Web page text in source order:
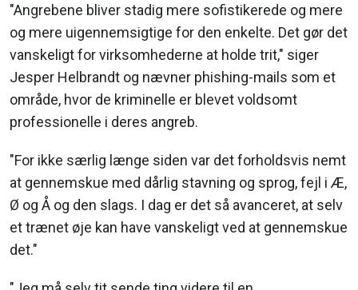
"Angrebene bliver stadig mere sofistikerede og mere
og mere uigennemsigtige for den enkelte. Det gør det
vanskeligt for virksomhederne at holde trit," siger
Jesper Helbrandt og nævner phishing-mails som et
område, hvor de kriminelle er blevet voldsomt
professionelle i deres angreb.
"For ikke særlig længe siden var det forholdsvis nemt
at gennemskue med dårlig stavning og sprog, fejl i Æ,
Ø og Å og den slags. I dag er det så avanceret, at selv
et trænet øje kan have vanskeligt ved at gennemskue
det."